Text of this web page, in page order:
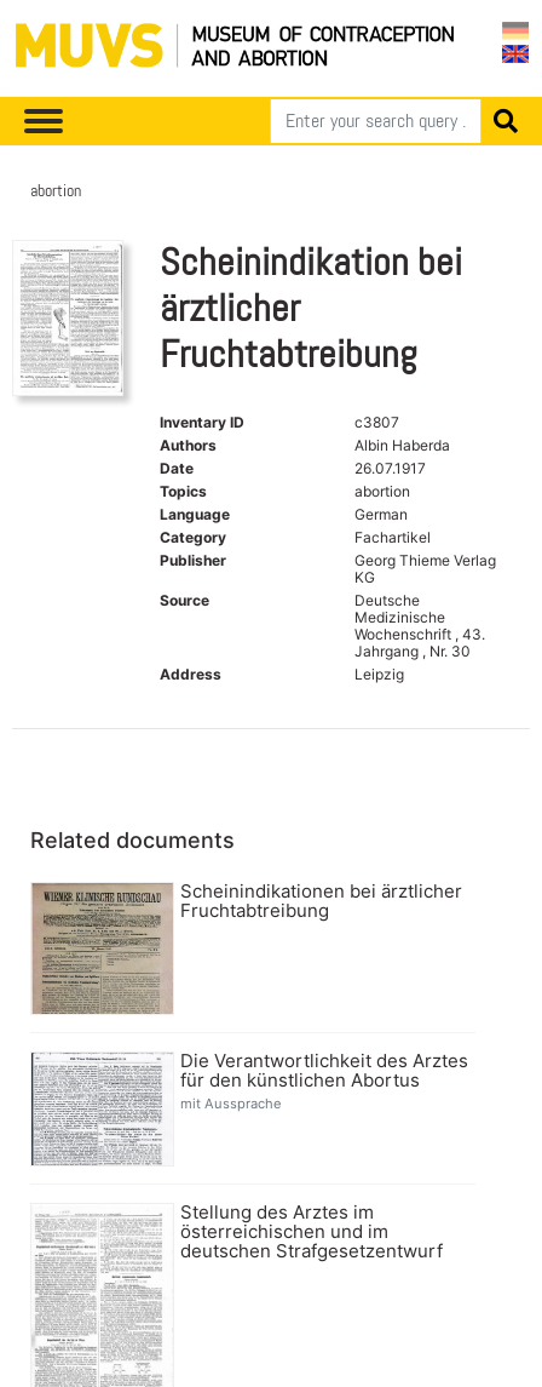
abortion
Scheinindikation bei
ärztlicher
Fruchtabtreibung
Inventary ID
c3807
Authors
Albin Haberda
Date
26.07.1917
Topics
abortion
Language
German
Category
Fachartikel
Publisher
Georg Thieme Verlag
KG
Source
Deutsche
Medizinische
Wochenschrift , 43.
Jahrgang , Nr. 30
Address
Leipzig
Related documents
Scheinindikationen bei ärztlicher
Fruchtabtreibung
Die Verantwortlichkeit des Arztes
für den künstlichen Abortus
mit Aussprache
Stellung des Arztes im
österreichischen und im
deutschen Strafgesetzentwurf